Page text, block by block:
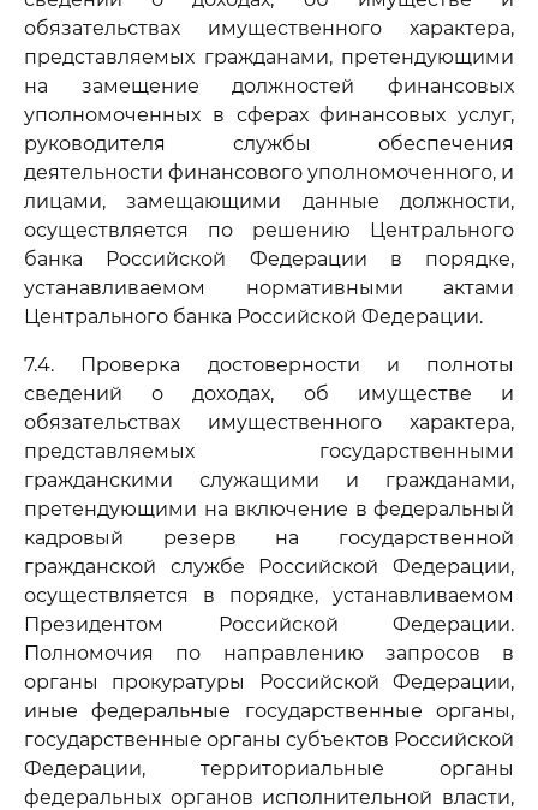
обязательствах имущественного характера,
представляемых гражданами, претендующими
на замещение должностей финансовых
уполномоченных в сферах финансовых услуг,
руководителя службы обеспечения
деятельности финансового уполномоченного, и
лицами, замещающими данные должности,
осуществляется по решению Центрального
банка Российской Федерации в порядке,
устанавливаемом нормативными актами
Центрального банка Российской Федерации.
7.4. Проверка достоверности и полноты
сведений о доходах, об имуществе и
обязательствах имущественного характера,
представляемых государственными
гражданскими служащими и гражданами,
претендующими на включение в федеральный
кадровый резерв на государственной
гражданской службе Российской Федерации,
осуществляется в порядке, устанавливаемом
Президентом Российской Федерации.
Полномочия по направлению запросов в
органы прокуратуры Российской Федерации,
иные федеральные государственные органы,
государственные органы субъектов Российской
Федерации, территориальные органы
федеральных органов исполнительной власти,